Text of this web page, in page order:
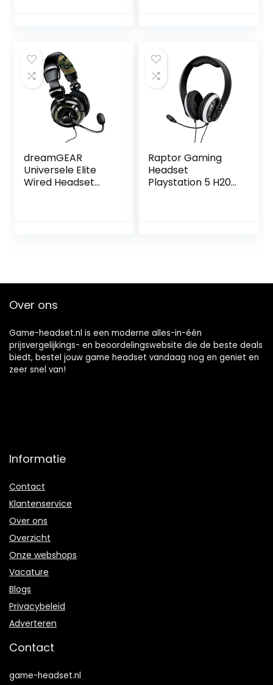
dreamGEAR
Universele Elite
Wired Headset
Raptor Gaming
Headset
Playstation 5 H200
Over ons
Game-headset.nl is een moderne alles-in-één
prijsvergelijkings- en beoordelingswebsite die de beste deals
biedt, bestel jouw game headset vandaag nog en geniet en
zeer snel van!
Informatie
Contact
Klantenservice
Over ons
Overzicht
Onze webshops
Vacature
Blogs
Privacybeleid
Adverteren
Contact
game-headset.nl